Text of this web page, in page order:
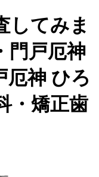
してみま
門戸厄神
厄神 ひろ
・矯正歯